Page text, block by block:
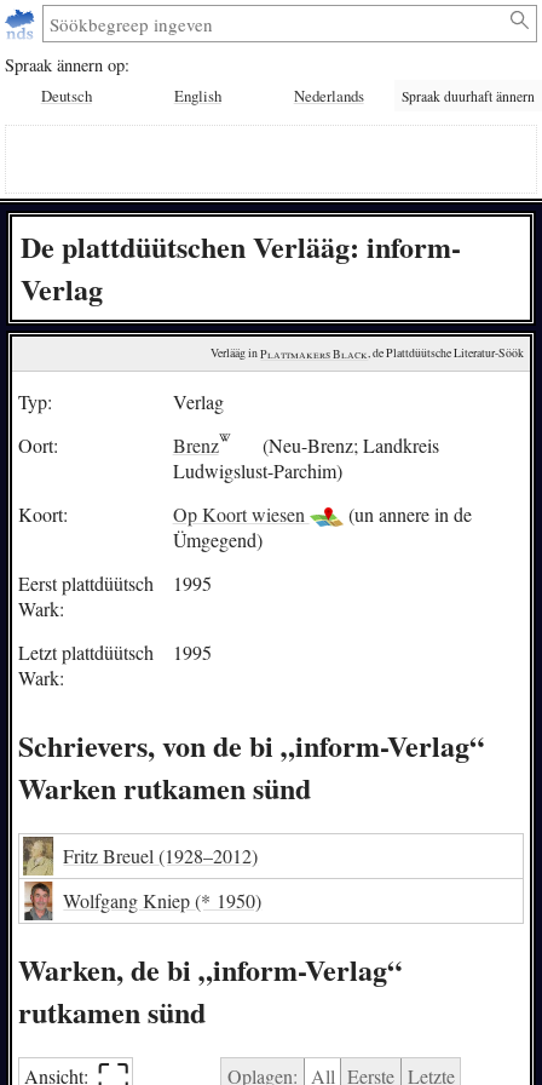
Spraak ännern op:
Deutsch English Nederlands Spraak duurhaft ännern
De plattdüütschen Verlääg: inform-
Verlag
Verlääg in Plattmakers Black, de Plattdüütsche Literatur-Söök
Typ:
Verlag
Oort:
Brenz
(Neu-Brenz; Landkreis
Ludwigslust-Parchim)
Koort:
Op Koort wiesen
(un annere in de
Ümgegend)
Eerst plattdüütsch
Wark:
1995
Letzt plattdüütsch
Wark:
1995
Schrievers, von de bi „inform-Verlag“
Warken rutkamen sünd
Fritz Breuel(1928–2012)
Wolfgang Kniep(* 1950)
Warken, de bi „inform-Verlag“
rutkamen sünd
Ansicht: Oplagen: All Eerste Letzte